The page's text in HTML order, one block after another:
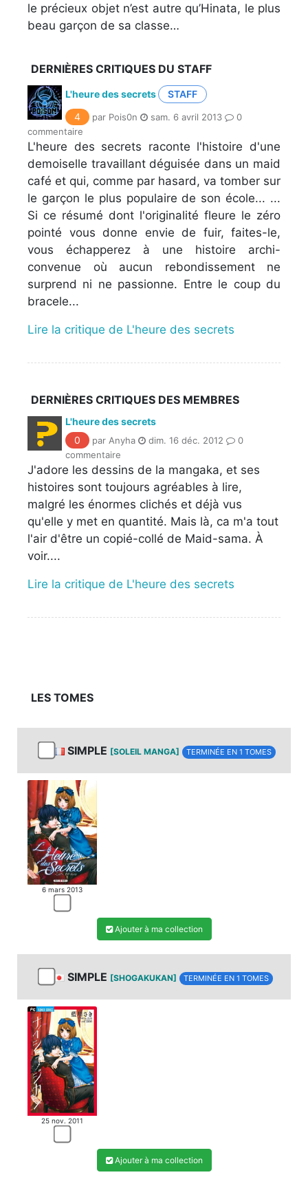
le précieux objet n’est autre qu’Hinata, le plus
beau garçon de sa classe…
DERNIÈRES CRITIQUES DU STAFF
L'heure des secrets
STAFF
4
par Pois0n sam. 6 avril 2013
0
commentaire
L'heure des secrets raconte l'histoire d'une
demoiselle travaillant déguisée dans un maid
café et qui, comme par hasard, va tomber sur
le garçon le plus populaire de son école... ...
Si ce résumé dont l'originalité fleure le zéro
pointé vous donne envie de fuir, faites-le,
vous échapperez à une histoire archi-
convenue où aucun rebondissement ne
surprend ni ne passionne. Entre le coup du
bracele...
Lire la critique de L'heure des secrets
DERNIÈRES CRITIQUES DES MEMBRES
L'heure des secrets
0
par Anyha dim. 16 déc. 2012
0
commentaire
J'adore les dessins de la mangaka, et ses
histoires sont toujours agréables à lire,
malgré les énormes clichés et déjà vus
qu'elle y met en quantité. Mais là, ca m'a tout
l'air d'être un copié-collé de Maid-sama. À
voir....
Lire la critique de L'heure des secrets
LES TOMES
SIMPLE [SOLEIL MANGA] TERMINÉE EN 1 TOMES
6 mars 2013
Ajouter à ma collection
SIMPLE [SHOGAKUKAN] TERMINÉE EN 1 TOMES
25 nov. 2011
Ajouter à ma collection